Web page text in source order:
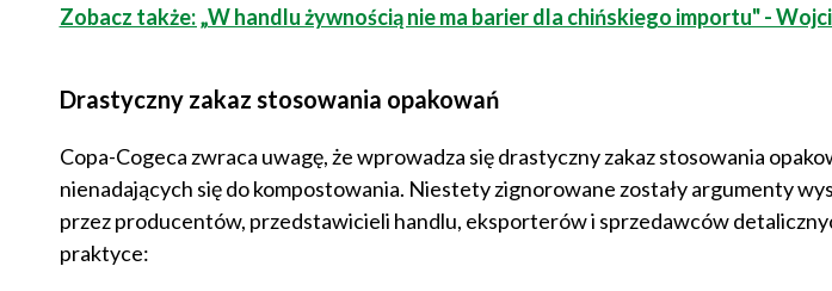
Zobacz także: „W handlu żywnością nie ma barier dla chińskiego importu" -
Drastyczny zakaz stosowania opakowań
Copa-Cogeca zwraca uwagę, że wprowadza się drastyczny zakaz stosowania
nienadających się do kompostowania. Niestety zignorowane zostały argumenty
przez producentów, przedstawicieli handlu, eksporterów i sprzedawców
praktyce: